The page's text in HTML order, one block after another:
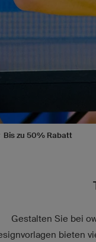
Bis zu 50% Rabatt
Gestalten Sie bei
bieten